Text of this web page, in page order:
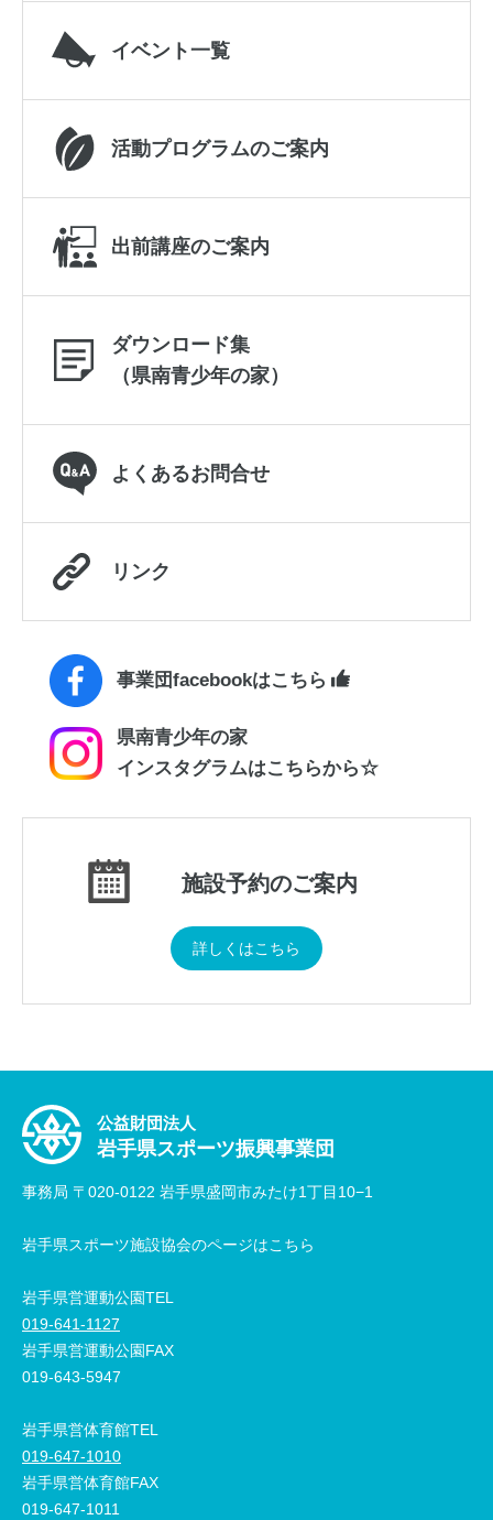
イベント一覧
活動プログラムのご案内
出前講座のご案内
ダウンロード集
（県南青少年の家）
よくあるお問合せ
リンク
事業団facebookはこちら
県南青少年の家
インスタグラムはこちらから☆
施設予約のご案内
詳しくはこちら
公益財団法人
岩手県スポーツ振興事業団
事務局 〒020-0122 岩手県盛岡市みたけ1丁目10−1
岩手県スポーツ施設協会のページはこちら
岩手県営運動公園TEL
019-641-1127
岩手県営運動公園FAX
019-643-5947
岩手県営体育館TEL
019-647-1010
岩手県営体育館FAX
019-647-1011